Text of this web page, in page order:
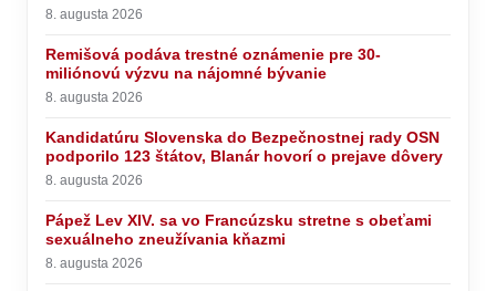
8. augusta 2026
Remišová podáva trestné oznámenie pre 30-
miliónovú výzvu na nájomné bývanie
8. augusta 2026
Kandidatúru Slovenska do Bezpečnostnej rady OSN
podporilo 123 štátov, Blanár hovorí o prejave dôvery
8. augusta 2026
Pápež Lev XIV. sa vo Francúzsku stretne s obeťami
sexuálneho zneužívania kňazmi
8. augusta 2026